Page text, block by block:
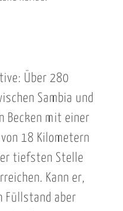
Über 280
Sambia und
Becken mit einer
18 Kilometern
tiefsten Stelle
Kann er,
Füllstand aber